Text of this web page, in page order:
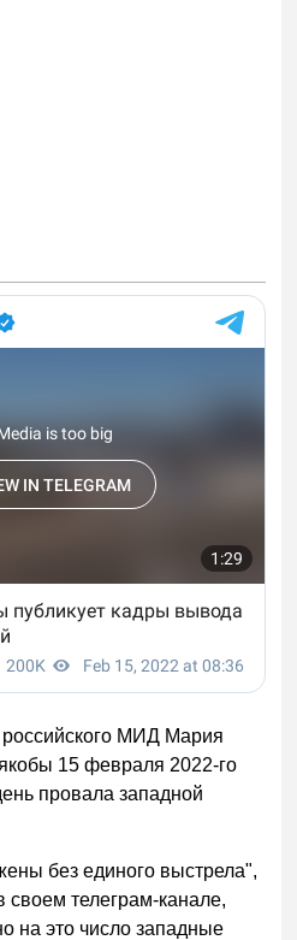
МИД Мария
15 февраля 2022-го
провала западной
без единого выстрела",
телеграм-канале,
на это число западные